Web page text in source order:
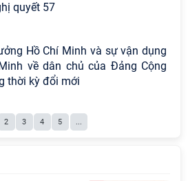
quyết 57
Hồ Chí Minh và sự vận dụng
về dân chủ của Đảng Cộng
thời kỳ đổi mới
2 3 4 5 ...
đề về
trọng của
lãnh đạo
nghĩa xã hội
Hàn lâm
làm việc
Chương trình